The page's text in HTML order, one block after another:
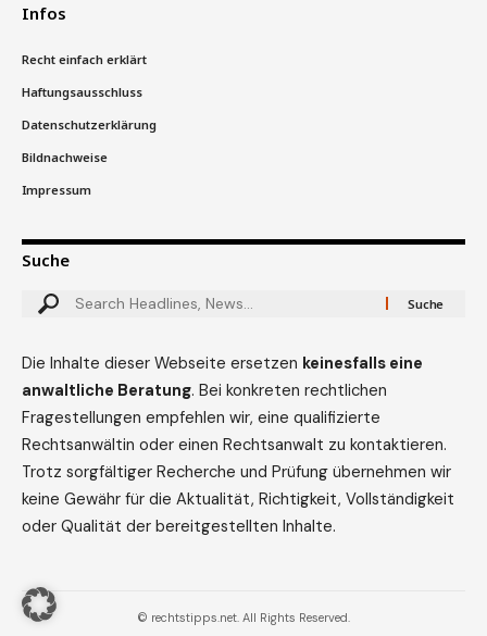
Infos
Recht einfach erklärt
Haftungsausschluss
Datenschutzerklärung
Bildnachweise
Impressum
Suche
Die Inhalte dieser Webseite ersetzen keinesfalls eine
anwaltliche Beratung. Bei konkreten rechtlichen
Fragestellungen empfehlen wir, eine qualifizierte
Rechtsanwältin oder einen Rechtsanwalt zu kontaktieren.
Trotz sorgfältiger Recherche und Prüfung übernehmen wir
keine Gewähr für die Aktualität, Richtigkeit, Vollständigkeit
oder Qualität der bereitgestellten Inhalte.
© rechtstipps.net. All Rights Reserved.